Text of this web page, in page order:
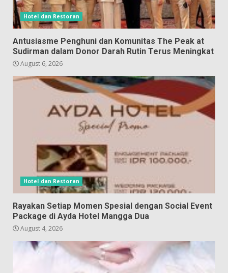
Hotel dan Restoran
Antusiasme Penghuni dan Komunitas The Peak at
Sudirman dalam Donor Darah Rutin Terus Meningkat
August 6, 2026
Hotel dan Restoran
Rayakan Setiap Momen Spesial dengan Social Event
Package di Ayda Hotel Mangga Dua
August 4, 2026